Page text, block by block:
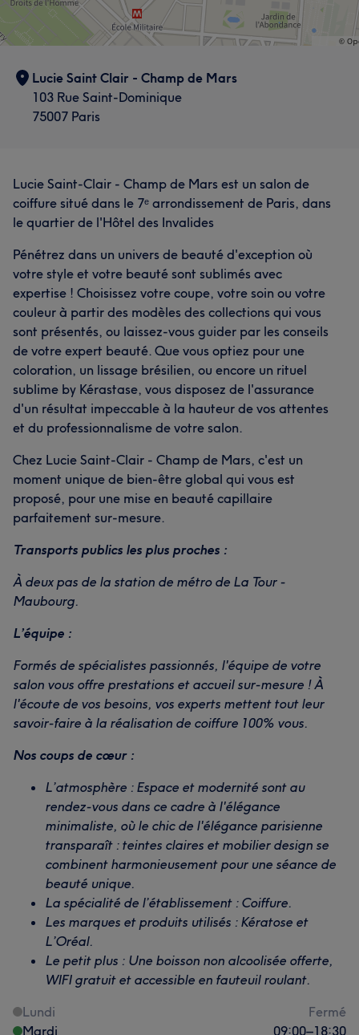
Lucie Saint Clair - Champ de Mars
103 Rue Saint-Dominique
75007 Paris
Lucie Saint-Clair - Champ de Mars est un salon de
coiffure situé dans le 7ᵉ arrondissement de Paris, dans
le quartier de l'Hôtel des Invalides
Pénétrez dans un univers de beauté d'exception où
votre style et votre beauté sont sublimés avec
expertise ! Choisissez votre coupe, votre soin ou votre
couleur à partir des modèles des collections qui vous
sont présentés, ou laissez-vous guider par les conseils
de votre expert beauté. Que vous optiez pour une
coloration, un lissage brésilien, ou encore un rituel
sublime by Kérastase, vous disposez de l'assurance
d'un résultat impeccable à la hauteur de vos attentes
et du professionnalisme de votre salon.
Chez Lucie Saint-Clair - Champ de Mars, c'est un
moment unique de bien-être global qui vous est
proposé, pour une mise en beauté capillaire
parfaitement sur-mesure.
Transports publics les plus proches :
À deux pas de la station de métro de La Tour -
Maubourg.
L’équipe :
Formés de spécialistes passionnés, l'équipe de votre
salon vous offre prestations et accueil sur-mesure ! À
l'écoute de vos besoins, vos experts mettent tout leur
savoir-faire à la réalisation de coiffure 100% vous.
Nos coups de cœur :
L’atmosphère : Espace et modernité sont au
rendez-vous dans ce cadre à l'élégance
minimaliste, où le chic de l'élégance parisienne
transparaît : teintes claires et mobilier design se
combinent harmonieusement pour une séance de
beauté unique.
La spécialité de l’établissement : Coiffure.
Les marques et produits utilisés : Kératose et
L’Oréal.
Le petit plus : Une boisson non alcoolisée offerte,
WIFI gratuit et accessible en fauteuil roulant.
Lundi
Fermé
Mardi
09:00–18:30